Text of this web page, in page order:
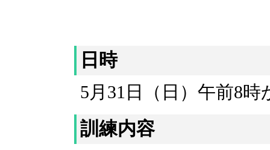
日時
5月31日（日）午前8
訓練内容